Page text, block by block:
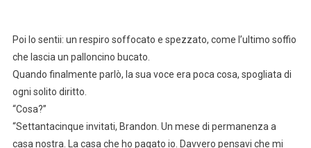
Poi lo sentii: un respiro soffocato e spezzato, come l’ultimo soffio
che lascia un palloncino bucato.
Quando finalmente parlò, la sua voce era poca cosa, spogliata di
ogni solito diritto.
“Cosa?”
“Settantacinque invitati, Brandon. Un mese di permanenza a
casa nostra. La casa che ho pagato io. Davvero pensavi che mi